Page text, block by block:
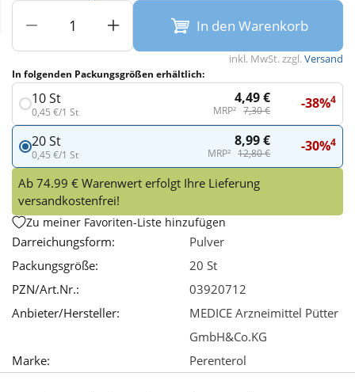
Wellness In den Warenkorb
inkl. MwSt. zzgl.Versand
In folgenden Packungsgrößen erhältlich:
10 St
0,45 €/1 St
4,49 €
MRP² 7,30 € -38%4
20 St
0,45 €/1 St
8,99 €
MRP² 12,80 € -30%4
Ab 74.99 € Warenwert erfolgt Ihre Lieferung
versandkostenfrei!
Zu meiner Favoriten-Liste hinzufügen
Darreichungsform:
Pulver
Packungsgröße:
20 St
PZN/Art.Nr.:
03920712
Anbieter/Hersteller:
MEDICE Arzneimittel Pütter
GmbH&Co.KG
Marke:
Perenterol